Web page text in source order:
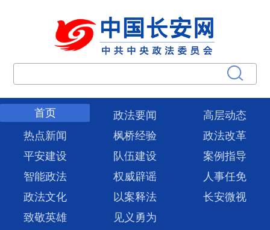
首页 政法要闻
高层动态
热点新闻
枫桥经验
政法改革
平安建设
队伍建设
案例指导
智能政法
权威辟谣
人事任免
政法文化
以案释法
长安微视
致敬英雄
见义勇为